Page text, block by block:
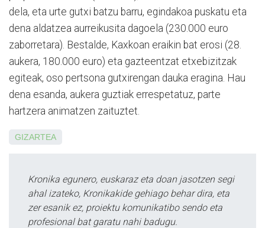
dela, eta urte gutxi batzu barru, egindakoa puskatu eta
dena aldatzea aurreikusita dagoela (230.000 euro
zaborretara). Bestalde, Kaxkoan eraikin bat erosi (28.
aukera, 180.000 euro) eta gazteentzat etxebizi­tzak
egiteak, oso pertsona gu­txi­rengan dauka eragina. Hau
dena esanda, aukera guztiak errespetatuz, parte
hartzera animatzen zaituztet.
GIZARTEA
Kronika egunero, euskaraz eta doan jasotzen segi
ahal izateko, Kronikakide gehiago behar dira, eta
zer esanik ez, proiektu komunikatibo sendo eta
profesional bat garatu nahi badugu.